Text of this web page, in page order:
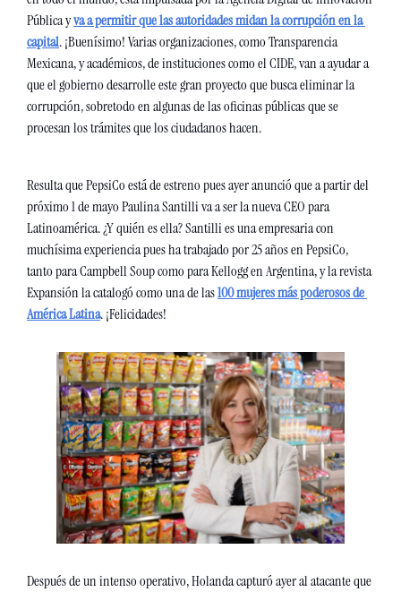
Pública y va a permitir que las autoridades midan la corrupción en la
capital. ¡Buenísimo! Varias organizaciones, como Transparencia
Mexicana, y académicos, de instituciones como el CIDE, van a ayudar a
que el gobierno desarrolle este gran proyecto que busca eliminar la
corrupción, sobretodo en algunas de las oficinas públicas que se
procesan los trámites que los ciudadanos hacen.
Resulta que PepsiCo está de estreno pues ayer anunció que a partir del
próximo 1 de mayo Paulina Santilli va a ser la nueva CEO para
Latinoamérica. ¿Y quién es ella? Santilli es una empresaria con
muchísima experiencia pues ha trabajado por 25 años en PepsiCo,
tanto para Campbell Soup como para Kellogg en Argentina, y la revista
Expansión la catalogó como una de las 100 mujeres más poderosos de
América Latina. ¡Felicidades!
Después de un intenso operativo, Holanda capturó ayer al atacante que